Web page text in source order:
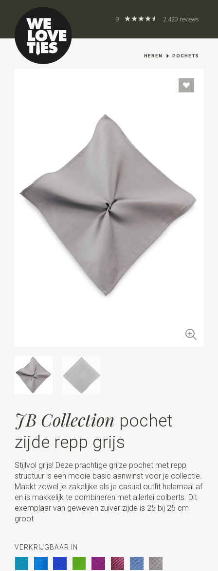
9 2.420 reviews
HEREN POCHETS
JB Collection pochet
zijde repp grijs
Stijlvol grijs! Deze prachtige grijze pochet met repp
structuur is een mooie basic aanwinst voor je collectie.
Maakt zowel je zakelijke als je casual outfit helemaal af
en is makkelijk te combineren met allerlei colberts. Dit
exemplaar van geweven zuiver zijde is 25 bij 25 cm
groot
VERKRIJGBAAR IN